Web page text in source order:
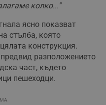
колко..."
ясно показват
стълба, която
конструкция.
разположението
част, където
пешеходци.